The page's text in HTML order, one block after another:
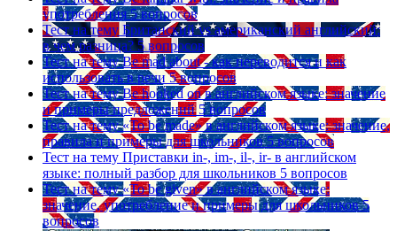
употребления 5 вопросов
Тест на тему Британский vs американский английский:
в чем разница? 5 вопросов
Тест на тему Be mad about - как переводится и как
использовать в речи 5 вопросов
Тест на тему Be hooked on в английском языке: значение
и примеры предложений 5 вопросов
Тест на тему «To be made» в английском языке: значение,
правила и примеры для школьников 5 вопросов
Тест на тему Приставки in-, im-, il-, ir- в английском
языке: полный разбор для школьников 5 вопросов
Тест на тему «To be given» в английском языке:
значение, употребление и примеры для школьников 5
вопросов